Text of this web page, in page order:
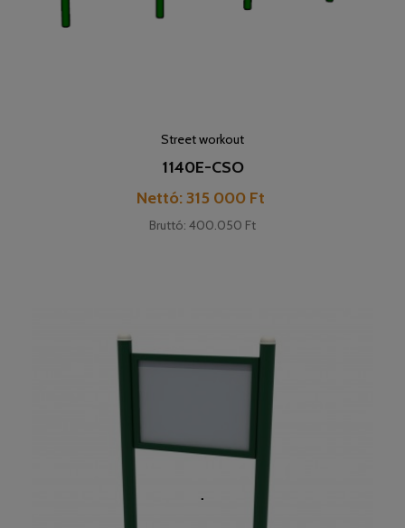
Street workout
1140E-CSO
Pret
Nettó: 315 000 Ft
Bruttó: 400.050 Ft